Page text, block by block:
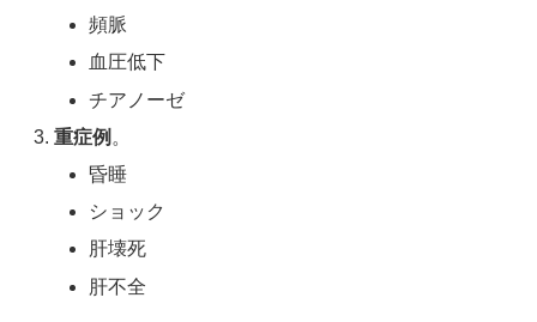
頻脈
血圧低下
チアノーゼ
重症例 。
昏睡
ショック
肝壊死
肝不全